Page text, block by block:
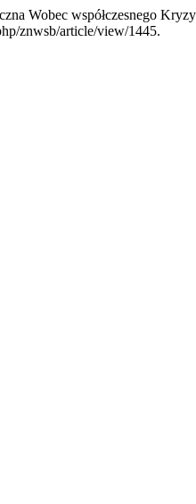
Wobec współczesnego
znwsb/article/view/1445.